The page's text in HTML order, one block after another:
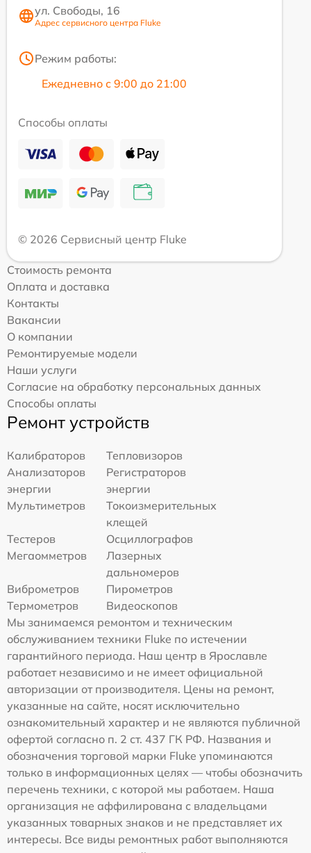
ул. Свободы, 16
Адрес сервисного центра Fluke
Режим работы:
Ежедневно с 9:00 до 21:00
Способы оплаты
© 2026 Сервисный центр Fluke
Стоимость ремонта
Оплата и доставка
Контакты
Вакансии
О компании
Ремонтируемые модели
Наши услуги
Согласие на обработку персональных данных
Способы оплаты
Ремонт устройств
Калибраторов
Тепловизоров
Анализаторов
энергии
Регистраторов
энергии
Мультиметров
Токоизмерительных
клещей
Тестеров
Осциллографов
Мегаомметров
Лазерных
дальномеров
Виброметров
Пирометров
Термометров
Видеоскопов
Мы занимаемся ремонтом и техническим
обслуживанием техники Fluke по истечении
гарантийного периода. Наш центр в Ярославле
работает независимо и не имеет официальной
авторизации от производителя. Цены на ремонт,
указанные на сайте, носят исключительно
ознакомительный характер и не являются публичной
офертой согласно п. 2 ст. 437 ГК РФ. Названия и
обозначения торговой марки Fluke упоминаются
только в информационных целях — чтобы обозначить
перечень техники, с которой мы работаем. Наша
организация не аффилирована с владельцами
указанных товарных знаков и не представляет их
интересы. Все виды ремонтных работ выполняются